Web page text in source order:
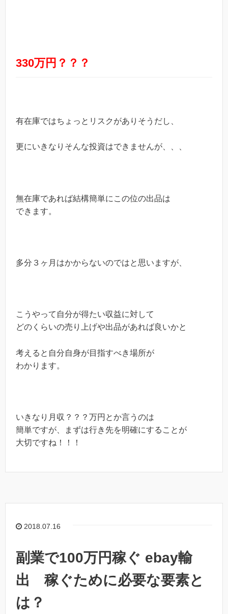
330万円？？？
有在庫ではちょっとリスクがありそうだし、
更にいきなりそんな投資はできませんが、、、
無在庫であれば結構簡単にこの位の出品は
できます。
多分３ヶ月はかからないのではと思いますが、
こうやって自分が得たい収益に対して
どのくらいの売り上げや出品があれば良いかと
考えると自分自身が目指すべき場所が
わかります。
いきなり月収？？？万円とか言うのは
簡単ですが、まずは行き先を明確にすることが
大切ですね！！！
2018.07.16
副業で100万円稼ぐ ebay輸
出 稼ぐために必要な要素と
は？